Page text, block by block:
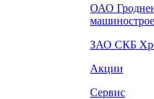
ОАО
ЗАО СКБ
Акции
Сервис